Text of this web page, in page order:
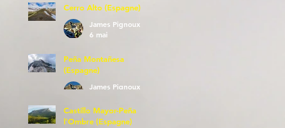
Cerro Alto (Espagne)
James Pignoux
6 mai
Peña Montañesa
(Espagne)
James Pignoux
Castillo Mayor-Peña
l'Ombre (Espagne)